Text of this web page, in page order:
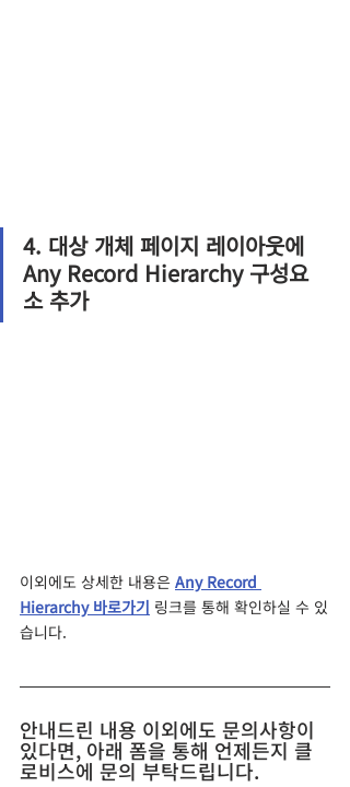
4. 대상 개체 페이지 레이아웃에
Any Record Hierarchy 구성요
소 추가
이외에도 상세한 내용은 Any Record
Hierarchy 바로가기 링크를 통해 확인하실 수 있
습니다.
안내드린 내용 이외에도 문의사항이
있다면, 아래 폼을 통해 언제든지 클
로비스에 문의 부탁드립니다.